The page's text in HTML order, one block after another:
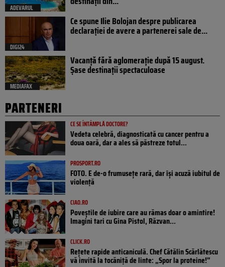
ADEVARUL
DIGI24
Ce spune Ilie Bolojan despre publicarea
declarației de avere a partenerei sale de...
MEDIAFAX
Vacanță fără aglomerație după 15 august.
Șase destinații spectaculoase
PARTENERI
CE SE ÎNTÂMPLĂ DOCTORE?
Vedeta celebră, diagnosticată cu cancer pentru a
doua oară, dar a ales să păstreze totul...
PROSPORT.RO
FOTO. E de-o frumusețe rară, dar își acuză iubitul de
violență
CIAO.RO
Poveştile de iubire care au rămas doar o amintire!
Imagini tari cu Gina Pistol, Răzvan...
CLICK.RO
Rețete rapide anticaniculă. Chef Cătălin Scărlătescu
vă invită la tocăniță de linte: „Spor la proteine!”